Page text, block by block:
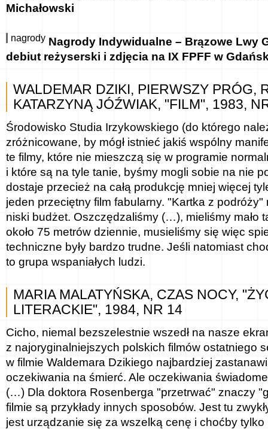
Michałowski
nagrody Nagrody Indywidualne – Brązowe Lwy
debiut reżyserski i zdjęcia na IX FPFF w
WALDEMAR DZIKI, PIERWSZY PRÓG,
KATARZYNĄ JÓŹWIAK, "FILM", 1983,
Środowisko Studia Irzykowskiego (do którego
zróżnicowane, by mógł istnieć jakiś wspólny
te filmy, które nie mieszczą się w programie
i które są na tyle tanie, byśmy mogli sobie na nie
dostaje przecież na całą produkcję mniej więcej
jeden przeciętny film fabularny. "Kartka z podróży"
niski budżet. Oszczędzaliśmy (…), mieliśmy mało
około 75 metrów dziennie, musieliśmy się więc
techniczne były bardzo trudne. Jeśli natomiast
to grupa wspaniałych ludzi.
MARIA MALATYŃSKA, CZAS NOCY,
LITERACKIE", 1984, NR 14
Cicho, niemal bezszelestnie wszedł na nasze
z najoryginalniejszych polskich filmów ostatniego
w filmie Waldemara Dzikiego najbardziej
oczekiwania na śmierć. Ale oczekiwania
(…) Dla doktora Rosenberga "przetrwać" znaczy
filmie są przykłady innych sposobów. Jest tu
jest urządzanie się za wszelką cenę i choćby